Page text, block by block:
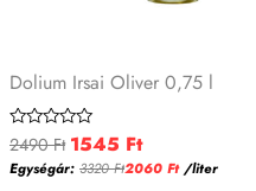
Dolium Irsai Oliver 0,75 l
Értékelés:
0
/
2490Ft 1545 Ft
Egységár: 3320Ft2060 Ft /liter